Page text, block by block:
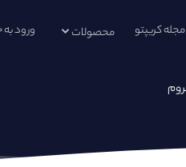
مجله کریپتو محصولات ورود